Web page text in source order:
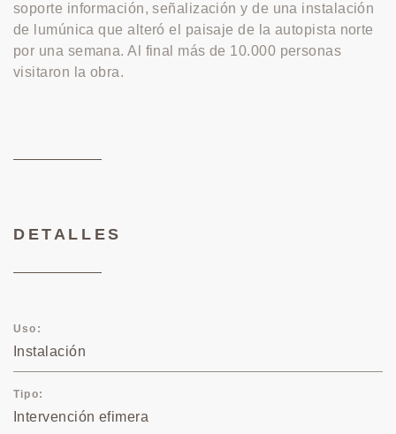
soporte información, señalización y de una instalación
de lumúnica que alteró el paisaje de la autopista norte
por una semana. Al final más de 10.000 personas
visitaron la obra.
DETALLES
Uso
Instalación
Tipo
Intervención efimera